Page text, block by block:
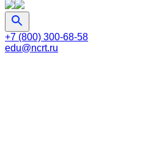
+7 (800) 300-68-58
edu@ncrt.ru